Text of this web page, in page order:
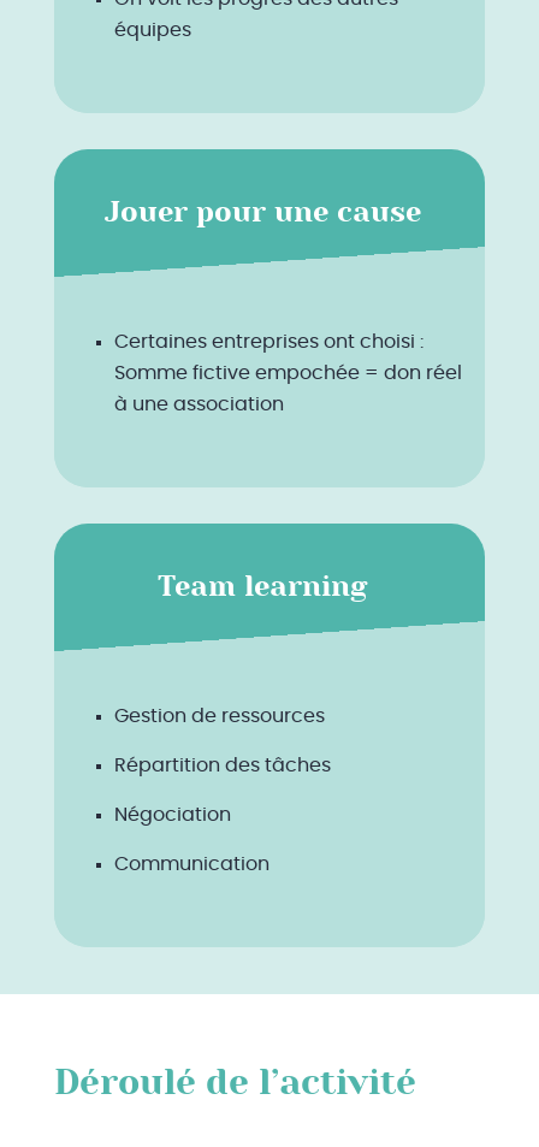
équipes
Jouer pour une cause
Certaines entreprises ont choisi :
Somme fictive empochée = don réel
à une association
Team learning
Gestion de ressources
Répartition des tâches
Négociation
Communication
Déroulé de l’activité